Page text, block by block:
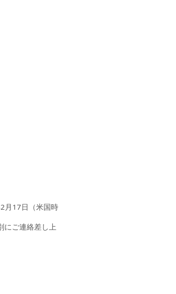
月17日（米国時
にご連絡差し上